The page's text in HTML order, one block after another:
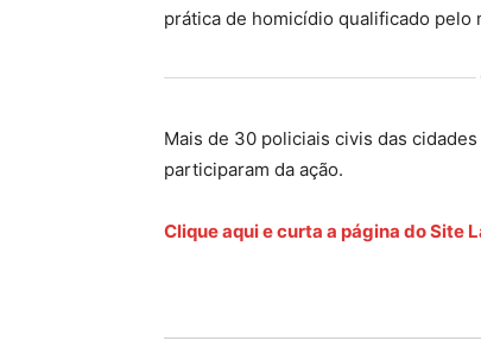
prática de homicídio qualificado
Mais de 30 policiais civis das
participaram da ação.
Clique aqui e curta a página do Site